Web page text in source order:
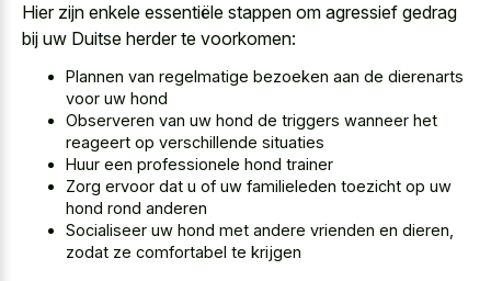
Hier zijn enkele essentiële stappen om agressief gedrag
bij uw Duitse herder te voorkomen:
Plannen van regelmatige bezoeken aan de dierenarts
voor uw hond
Observeren van uw hond de triggers wanneer het
reageert op verschillende situaties
Huur een professionele hond trainer
Zorg ervoor dat u of uw familieleden toezicht op uw
hond rond anderen
Socialiseer uw hond met andere vrienden en dieren,
zodat ze comfortabel te krijgen